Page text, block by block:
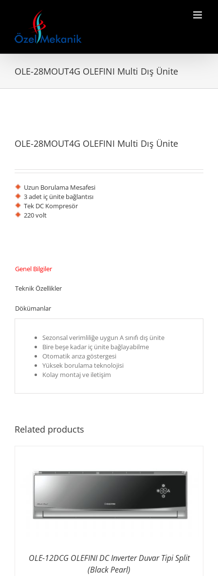
OLE-28MOUT4G OLEFINI Multi Dış Ünite
OLE-28MOUT4G OLEFINI Multi Dış Ünite
Uzun Borulama Mesafesi
3 adet iç ünite bağlantısı
Tek DC Kompresör
220 volt
Genel Bilgiler
Teknik Özellikler
Dökümanlar
Sezonsal verimliliğe uygun A sınıfı dış ünite
Bire beşe kadar iç ünite bağlayabilme
Otomatik arıza göstergesi
Yüksek borulama teknolojisi
Kolay montaj ve iletişim
Related products
OLE-12DCG OLEFINI DC Inverter Duvar Tipi Split
(Black Pearl)